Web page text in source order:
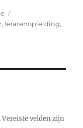
, lerarenopleiding,
Vereiste velden zijn